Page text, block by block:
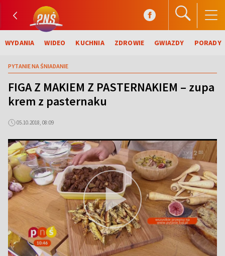
WYDANIA WIDEO KUCHNIA ZDROWIE GWIAZDY PORADY
PYTANIE NA ŚNIADANIE
FIGA Z MAKIEM Z PASTERNAKIEM – zupa
krem z pasternaku
05.10.2018, 08:09